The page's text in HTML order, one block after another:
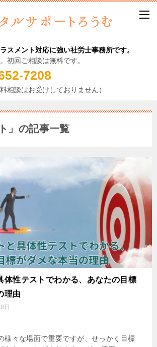
スメント対応に強い社労士事務所です。
初回ご相談は無料です。
7208
相談はお受けしておりません）
」の記事一覧
体性テストでわかる、あなたの目標
理由
日
様々な場面で重要ですが、せっかく目標